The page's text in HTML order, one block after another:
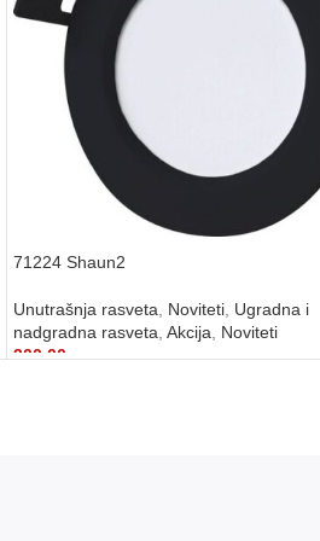
71224 Shaun2
Unutrašnja rasveta, Noviteti, Ugradna i
nadgradna rasveta, Akcija, Noviteti
300,00рсд